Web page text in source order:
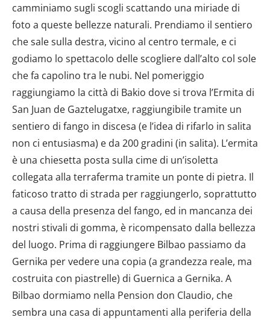
camminiamo sugli scogli scattando una miriade di
foto a queste bellezze naturali. Prendiamo il sentiero
che sale sulla destra, vicino al centro termale, e ci
godiamo lo spettacolo delle scogliere dall’alto col sole
che fa capolino tra le nubi. Nel pomeriggio
raggiungiamo la città di Bakio dove si trova l’Ermita di
San Juan de Gaztelugatxe, raggiungibile tramite un
sentiero di fango in discesa (e l’idea di rifarlo in salita
non ci entusiasma) e da 200 gradini (in salita). L’ermita
è una chiesetta posta sulla cime di un’isoletta
collegata alla terraferma tramite un ponte di pietra. Il
faticoso tratto di strada per raggiungerlo, soprattutto
a causa della presenza del fango, ed in mancanza dei
nostri stivali di gomma, è ricompensato dalla bellezza
del luogo. Prima di raggiungere Bilbao passiamo da
Gernika per vedere una copia (a grandezza reale, ma
costruita con piastrelle) di Guernica a Gernika. A
Bilbao dormiamo nella Pension don Claudio, che
sembra una casa di appuntamenti alla periferia della